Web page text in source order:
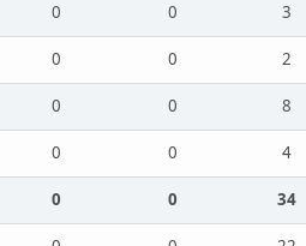
0 0
3
0 0
2
0 0
8
0 0
4
0 0
34